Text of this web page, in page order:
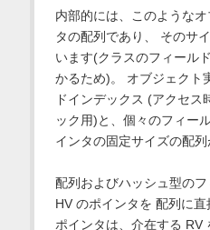
内部的には、このような
タの配列であり、 そのサ
います(クラスのフィール
かるため)。 オブジェクト
ドインデックス (アクセス
ック用)と、個々のフィー
インタの固定サイズの配列
配列およびハッシュ型の
HV のポインタを 配列に
ポインタは、介在する RV